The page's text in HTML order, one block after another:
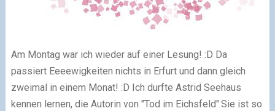
Am Montag war ich wieder auf einer Lesung! :D Da
passiert Eeeewigkeiten nichts in Erfurt und dann gleich
zweimal in einem Monat! :D Ich durfte Astrid Seehaus
kennen lernen, die Autorin von "Tod im Eichsfeld".Sie ist so